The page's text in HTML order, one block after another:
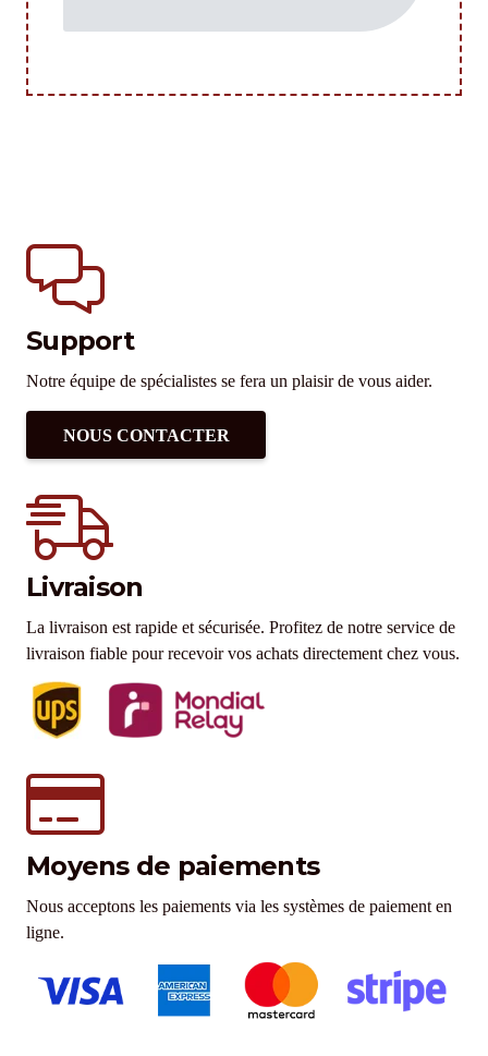
Support
Notre équipe de spécialistes se fera un plaisir de vous aider.
NOUS CONTACTER
Livraison
La livraison est rapide et sécurisée. Profitez de notre service de
livraison fiable pour recevoir vos achats directement chez vous.
Moyens de paiements
Nous acceptons les paiements via les systèmes de paiement en
ligne.